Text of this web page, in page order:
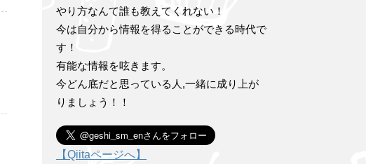
やり方なんて誰も教えてくれない！
今は自分から情報を得ることができる時代で
す！
有能な情報を呟きます。
今どん底だと思っている人,一緒に成り上が
りましょう！！
【Qiitaページへ】